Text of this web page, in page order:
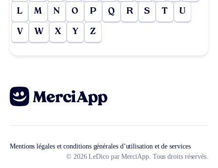
L M N O P Q R S T U
V W X Y Z
Mentions légales et conditions générales d’utilisation et de services
© 2026 LeDico par MerciApp. Tous droits réservés.